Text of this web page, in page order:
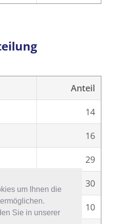
um Ihnen die
Sie in unserer
um Ihnen die
Sie in unserer
Anteil
14
16
29
30
10